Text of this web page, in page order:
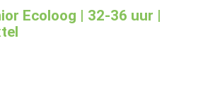
Ecoloog | 32-36 uur |